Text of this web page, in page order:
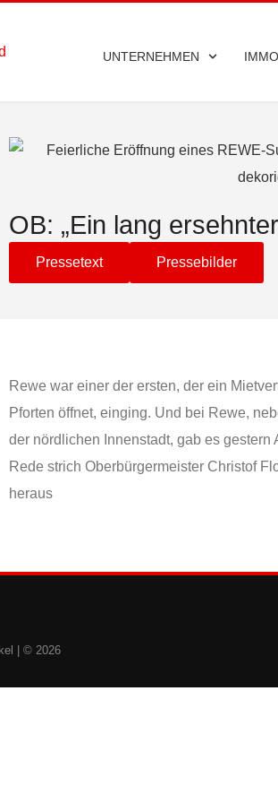
UNTERNEHMEN
OB: „Ein lang
Pressetext Pressebilder
Rewe war einer der ersten, der ein
Pforten öffnet, einging. Und bei Rewe,
der nördlichen Innenstadt, gab es
Rede strich Oberbürgermeister Christof
heraus
| © 2026